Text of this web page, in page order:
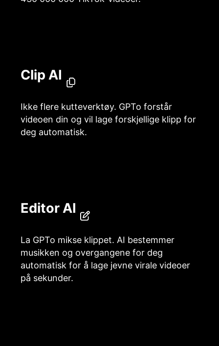
Clip AI
Ikke flere kutteverktøy. GPTo forstår
videoen din og vil lage forskjellige klipp for
deg automatisk.
Editor AI
La GPTo mikse klippet. AI bestemmer
musikken og overgangene for deg
automatisk for å lage jevne virale videoer
på sekunder.